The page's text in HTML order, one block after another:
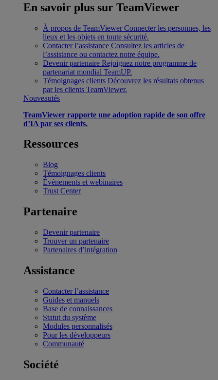
En savoir plus sur TeamViewer
À propos de TeamViewer Connecter les personnes, les
lieux et les objets en toute sécurité.
Contacter l’assistance Consultez les articles de
l’assistance ou contactez notre équipe.
Devenir partenaire Rejoignez notre programme de
partenariat mondial TeamUP.
Témoignages clients Découvrez les résultats obtenus
par les clients TeamViewer.
Nouveautés
TeamViewer rapporte une adoption rapide de son offre
d’IA par ses clients.
Ressources
Blog
Témoignages clients
Événements et webinaires
Trust Center
Partenaire
Devenir partenaire
Trouver un partenaire
Partenaires d’intégration
Assistance
Contacter l’assistance
Guides et manuels
Base de connaissances
Statut du système
Modules personnalisés
Pour les développeurs
Communauté
Société